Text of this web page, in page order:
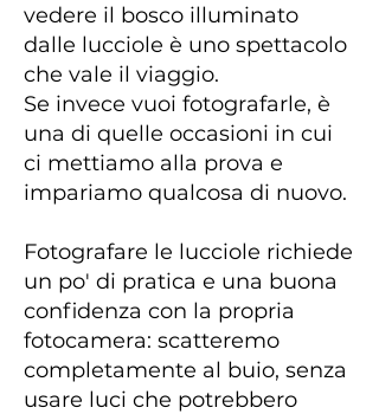
vedere il bosco illuminato
dalle lucciole è uno spettacolo
che vale il viaggio.
Se invece vuoi fotografarle, è
una di quelle occasioni in cui
ci mettiamo alla prova e
impariamo qualcosa di nuovo.
Fotografare le lucciole richiede
un po' di pratica e una buona
confidenza con la propria
fotocamera: scatteremo
completamente al buio, senza
usare luci che potrebbero